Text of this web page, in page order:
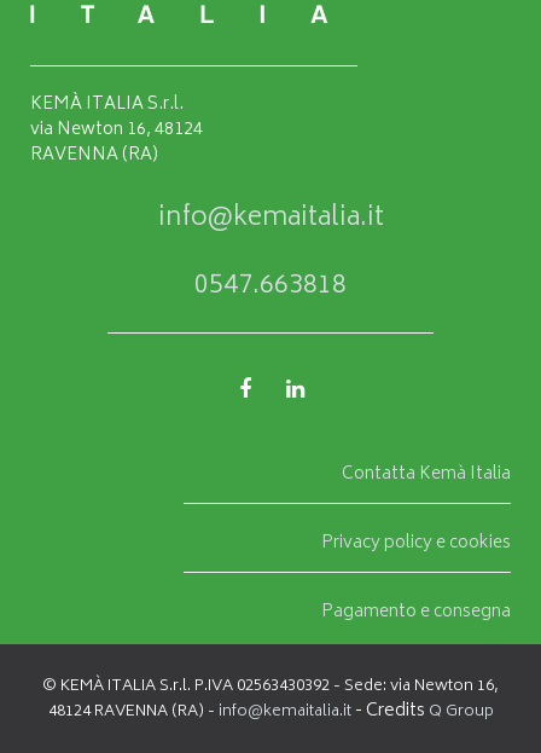
KEMÀ ITALIA S.r.l.
via Newton 16, 48124
RAVENNA (RA)
info@kemaitalia.it
0547.663818
Contatta Kemà Italia
Privacy policy e cookies
Pagamento e consegna
© KEMÀ ITALIA S.r.l. P.IVA 02563430392 - Sede: via Newton 16,
48124 RAVENNA (RA) - info@kemaitalia.it- Credits Q Group